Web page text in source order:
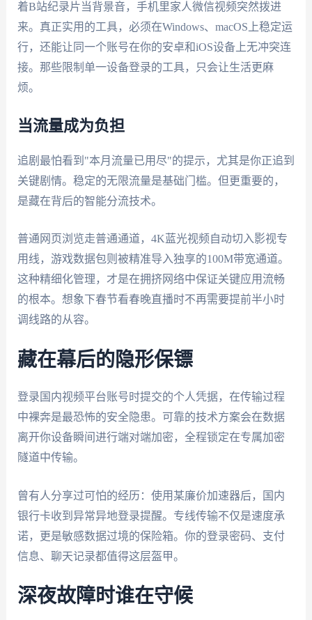
着B站纪录片当背景音，手机里家人微信视频突然拨进
来。真正实用的工具，必须在Windows、macOS上稳定运
行，还能让同一个账号在你的安卓和iOS设备上无冲突连
接。那些限制单一设备登录的工具，只会让生活更麻
烦。
当流量成为负担
追剧最怕看到"本月流量已用尽"的提示，尤其是你正追到
关键剧情。稳定的无限流量是基础门槛。但更重要的，
是藏在背后的智能分流技术。
普通网页浏览走普通通道，4K蓝光视频自动切入影视专
用线，游戏数据包则被精准导入独享的100M带宽通道。
这种精细化管理，才是在拥挤网络中保证关键应用流畅
的根本。想象下春节看春晚直播时不再需要提前半小时
调线路的从容。
藏在幕后的隐形保镖
登录国内视频平台账号时提交的个人凭据，在传输过程
中裸奔是最恐怖的安全隐患。可靠的技术方案会在数据
离开你设备瞬间进行端对端加密，全程锁定在专属加密
隧道中传输。
曾有人分享过可怕的经历：使用某廉价加速器后，国内
银行卡收到异常异地登录提醒。专线传输不仅是速度承
诺，更是敏感数据过境的保险箱。你的登录密码、支付
信息、聊天记录都值得这层盔甲。
深夜故障时谁在守候